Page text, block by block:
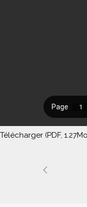
Télécharger (PDF,